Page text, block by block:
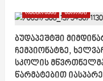
მხარეში
სახელმწიფო
ხელმძღვანელ
პირებთან
შეხვედრა
გამართა
რეგიონები სპორტი
ბუდაპეშტში
ჩემპიონატზე,
სკოლის
წარმატებით